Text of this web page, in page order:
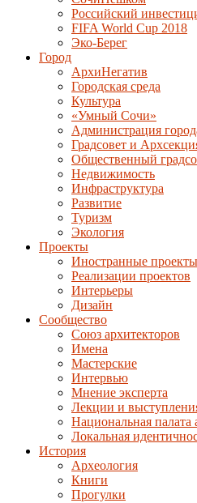
Российский
FIFA World Cup 2018
Эко-Берег
Город
АрхиНегатив
Городская среда
Культура
«Умный Сочи»
Администрация
Градсовет и
Общественный
Недвижимость
Инфраструктура
Развитие
Туризм
Экология
Проекты
Иностранные
Реализации проектов
Интерьеры
Дизайн
Сообщество
Союз архитекторов
Имена
Мастерские
Интервью
Мнение эксперта
Лекции и
Национальная палата
Локальная
История
Археология
Книги
Прогулки